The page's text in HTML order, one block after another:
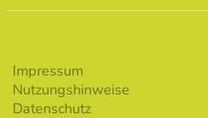
Impressum
Nutzungshinweise
Datenschutz